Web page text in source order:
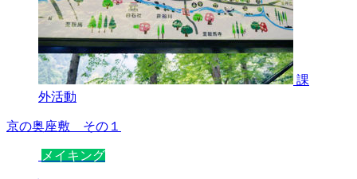
課
外活動
京の奥座敷 その１
メイキング